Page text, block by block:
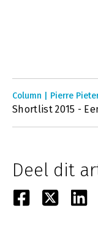
Column | Pierre
Shortlist 2015 -
Deel dit